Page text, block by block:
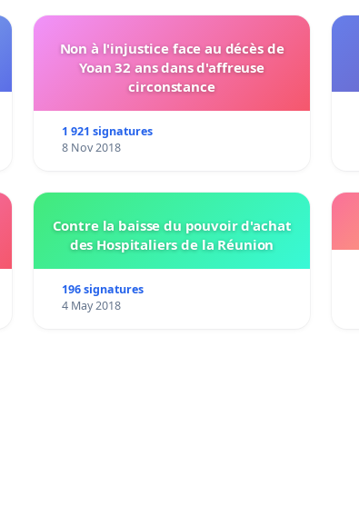
Non à l'injustice face au décès de
Yoan 32 ans dans d'affreuse
circonstance
1 921 signatures
8 Nov 2018
Contre la baisse du pouvoir d'achat
des Hospitaliers de la Réunion
196 signatures
4 May 2018